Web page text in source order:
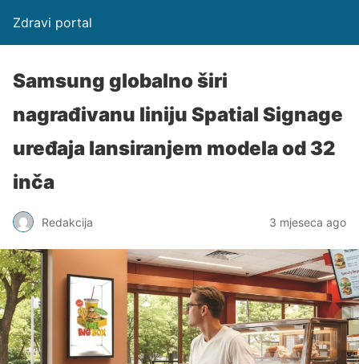
Zdravi portal
Samsung globalno širi
nagrađivanu liniju Spatial Signage
uređaja lansiranjem modela od 32
inča
Redakcija 3 mjeseca ago